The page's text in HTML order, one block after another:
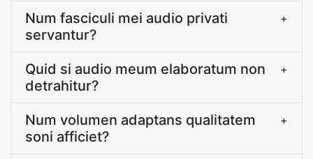
Num fasciculi mei audio privati
servantur?
+
Quid si audio meum elaboratum non
detrahitur?
+
Num volumen adaptans qualitatem
soni afficiet?
+